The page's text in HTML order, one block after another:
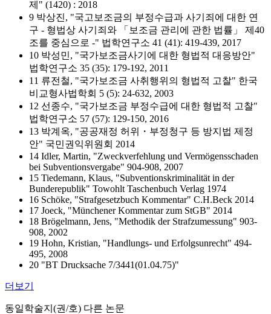
제" (1420) : 2018
9 박상진, "국고보조금의 부정수급과 사기죄에 대한 연
구 - 형법상 사기죄와 「보조금 관리에 관한 법률」 제40
조를 중심으로 -" 법학연구소 41 (41): 419-439, 2017
10 박성민, "국가보조금사기에 대한 형법적 대응방안"
법학연구소 35 (35): 179-192, 2011
11 류전철, "국가보조금 사취행위의 형법적 고찰" 한국
비교형사법학회 5 (5): 24-632, 2003
12 선종수, "국가보조금 부정수급에 대한 형법적 고찰"
법학연구소 57 (57): 129-150, 2016
13 박계옥, "공공재정 허위・부정청구 등 방지법 제정
안" 국민권익위원회 2014
14 Idler, Martin, "Zweckverfehlung und Vermögensschaden
bei Subventionsvergabe" 904-908, 2007
15 Tiedemann, Klaus, "Subventionskriminalität in der
Bunderepublik" Towohlt Taschenbuch Verlag 1974
16 Schöke, "Strafgesetzbuch Kommentar" C.H.Beck 2014
17 Joeck, "Münchener Kommentar zum StGB" 2014
18 Brögelmann, Jens, "Methodik der Strafzumessung" 903-
908, 2002
19 Hohn, Kristian, "Handlungs- und Erfolgsunrecht" 494-
495, 2008
20 "BT Drucksache 7/3441(01.04.75)"
더보기
동일학술지(권/호) 다른 논문